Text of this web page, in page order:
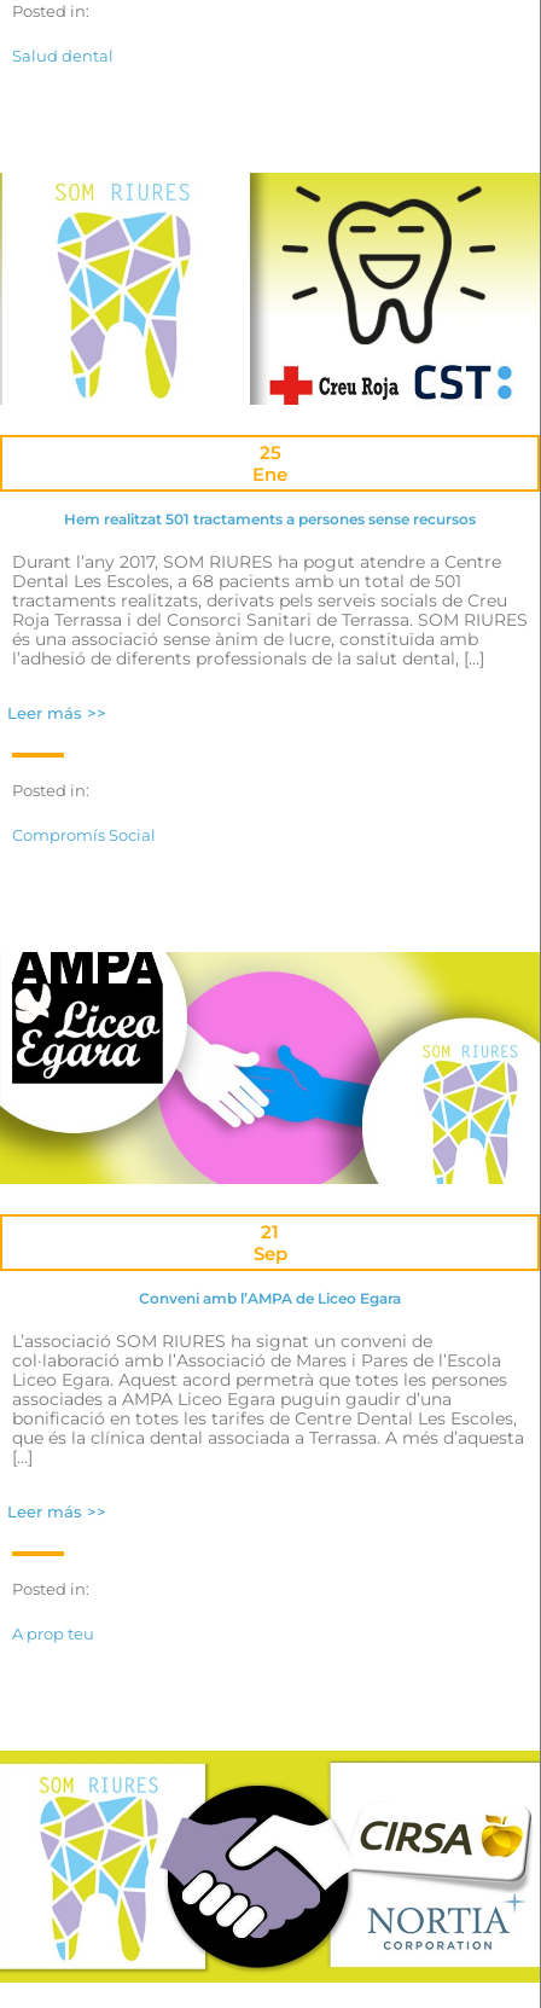
Posted in:
Salud dental
25
Ene
Hem realitzat 501 tractaments a persones sense recursos
Durant l’any 2017, SOM RIURES ha pogut atendre a Centre
Dental Les Escoles, a 68 pacients amb un total de 501
tractaments realitzats, derivats pels serveis socials de Creu
Roja Terrassa i del Consorci Sanitari de Terrassa. SOM RIURES
és una associació sense ànim de lucre, constituïda amb
l’adhesió de diferents professionals de la salut dental, […]
Leer más >>
Posted in:
Compromís Social
21
Sep
Conveni amb l’AMPA de Liceo Egara
L’associació SOM RIURES ha signat un conveni de
col·laboració amb l’Associació de Mares i Pares de l’Escola
Liceo Egara. Aquest acord permetrà que totes les persones
associades a AMPA Liceo Egara puguin gaudir d’una
bonificació en totes les tarifes de Centre Dental Les Escoles,
que és la clínica dental associada a Terrassa. A més d’aquesta
[…]
Leer más >>
Posted in:
A prop teu